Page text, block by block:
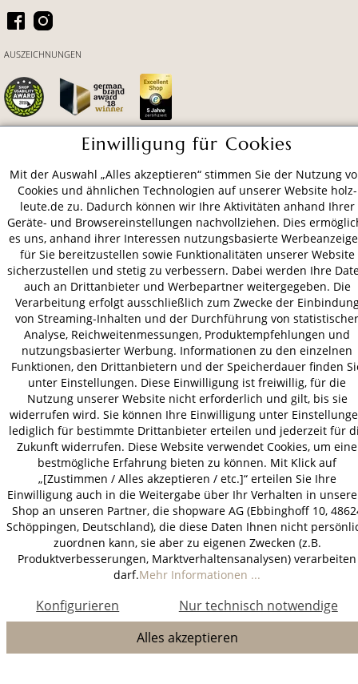
VERSAND
AUSZEICHNUNGEN
AGB Datenschutz
Impressum
© 2026 HOLZ-LEUTE
* Alle Preise inkl. gesetzl. Mehrwertsteuer zzgl.Versandkosten.
Einwilligung für Cookies
Mit der Auswahl „Alles akzeptieren“ stimmen Sie der Nutzung
Cookies und ähnlichen Technologien auf unserer Website holz-
leute.de zu. Dadurch können wir Ihre Aktivitäten anhand Ihrer
Geräte- und Browsereinstellungen nachvollziehen. Dies
es uns, anhand ihrer Interessen nutzungsbasierte
für Sie bereitzustellen sowie Funktionalitäten unserer Website
sicherzustellen und stetig zu verbessern. Dabei werden Ihre
auch an Drittanbieter und Werbepartner weitergegeben. Die
Verarbeitung erfolgt ausschließlich zum Zwecke der
von Streaming-Inhalten und der Durchführung von statistischer
Analyse, Reichweitenmessungen, Produktempfehlungen und
nutzungsbasierter Werbung. Informationen zu den einzelnen
Funktionen, den Drittanbietern und der Speicherdauer finden
unter Einstellungen. Diese Einwilligung ist freiwillig, für die
Nutzung unserer Website nicht erforderlich und gilt, bis sie
widerrufen wird. Sie können Ihre Einwilligung unter
lediglich für bestimmte Drittanbieter erteilen und jederzeit für
Zukunft widerrufen. Diese Website verwendet Cookies, um eine
bestmögliche Erfahrung bieten zu können. Mit Klick auf
„[Zustimmen / Alles akzeptieren / etc.]“ erteilen Sie Ihre
Einwilligung auch in die Weitergabe über Ihr Verhalten in
Shop an unseren Partner, die shopware AG (Ebbinghoff 10,
Schöppingen, Deutschland), die diese Daten Ihnen nicht
zuordnen kann, sie aber zu eigenen Zwecken (z.B.
Produktverbesserungen, Marktverhaltensanalysen) verarbeiten
darf.Mehr Informationen ...
Nur technisch notwendige
Konfigurieren
Alles akzeptieren